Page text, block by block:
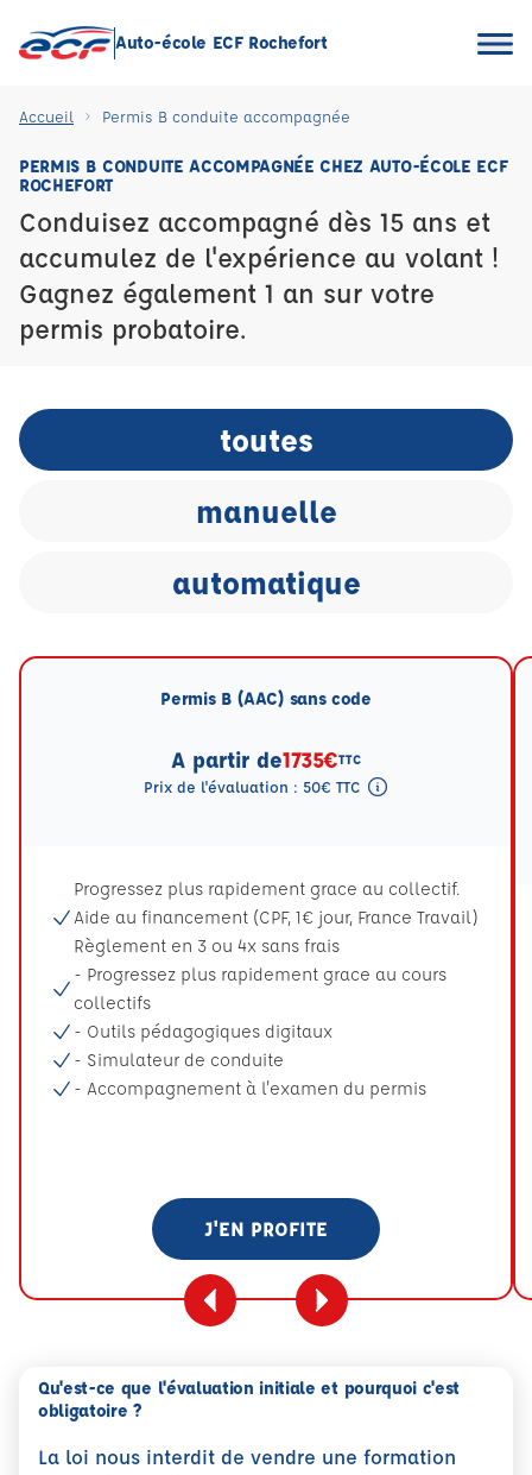
Auto-école ECF Rochefort
Accueil Permis B conduite accompagnée
PERMIS B CONDUITE ACCOMPAGNÉE CHEZ AUTO-ÉCOLE ECF
ROCHEFORT
Conduisez accompagné dès 15 ans et
accumulez de l'expérience au volant !
Gagnez également 1 an sur votre
permis probatoire.
toutes
manuelle
automatique
Permis B (AAC) sans code
A partir de1735€TTC
Prix de l'évaluation : 50€ TTC
Progressez plus rapidement grace au collectif.
Aide au financement (CPF, 1€ jour, France Travail)
Règlement en 3 ou 4x sans frais
- Progressez plus rapidement grace au cours
collectifs
- Outils pédagogiques digitaux
- Simulateur de conduite
- Accompagnement à l'examen du permis
J'EN PROFITE
Qu'est-ce que l'évaluation initiale et pourquoi c'est
obligatoire ?
La loi nous interdit de vendre une formation